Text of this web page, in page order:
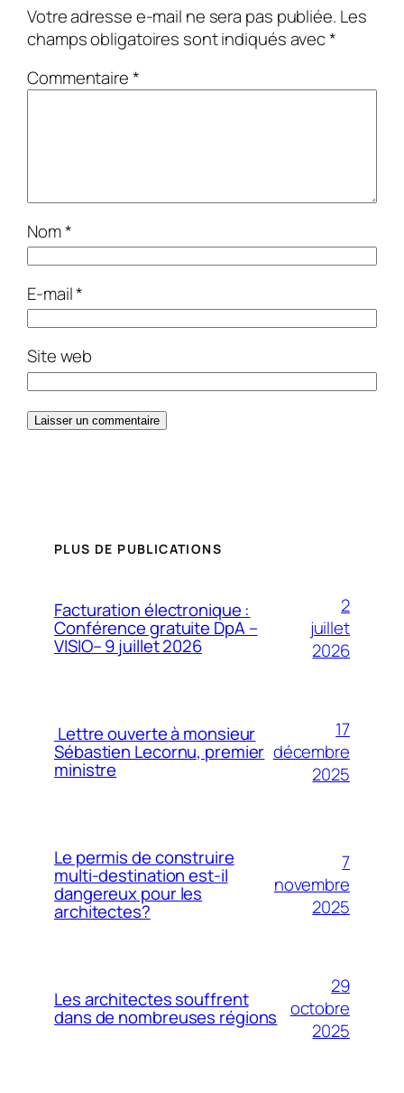
Votre adresse e-mail ne sera pas publiée. Les
champs obligatoires sont indiqués avec*
Commentaire*
Nom*
E-mail*
Site web
PLUS DE PUBLICATIONS
Facturation électronique :
Conférence gratuite DpA –
VISIO– 9 juillet 2026
2
juillet
2026
Lettre ouverte à monsieur
Sébastien Lecornu, premier
ministre
17
décembre
2025
Le permis de construire
multi-destination est-il
dangereux pour les
architectes?
7
novembre
2025
Les architectes souffrent
dans de nombreuses régions
29
octobre
2025